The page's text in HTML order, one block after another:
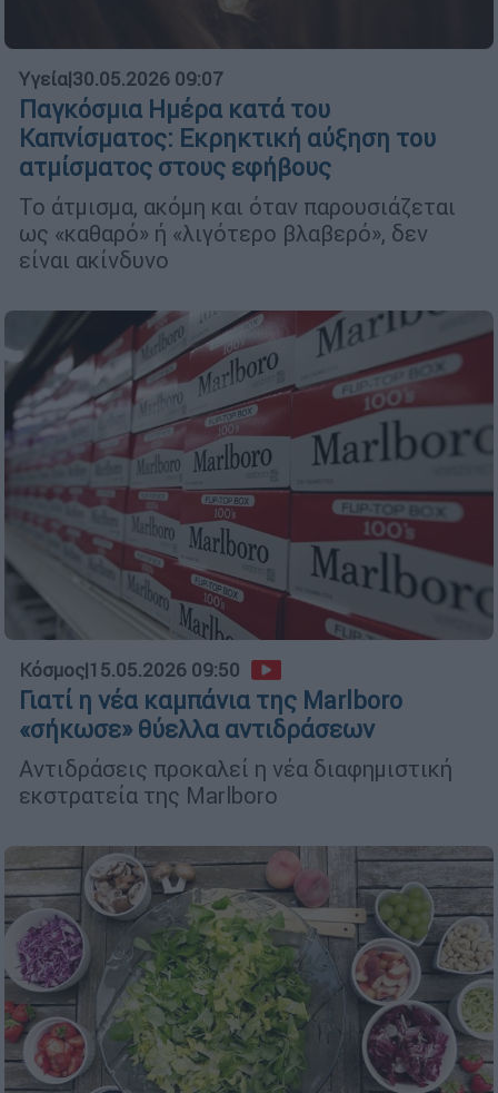
Υγεία|30.05.2026 09:07
Παγκόσμια Ημέρα κατά του
Καπνίσματος: Εκρηκτική αύξηση του
ατμίσματος στους εφήβους
Το άτμισμα, ακόμη και όταν παρουσιάζεται
ως «καθαρό» ή «λιγότερο βλαβερό», δεν
είναι ακίνδυνο
Κόσμος|15.05.2026 09:50
Γιατί η νέα καμπάνια της Marlboro
«σήκωσε» θύελλα αντιδράσεων
Αντιδράσεις προκαλεί η νέα διαφημιστική
εκστρατεία της Marlboro